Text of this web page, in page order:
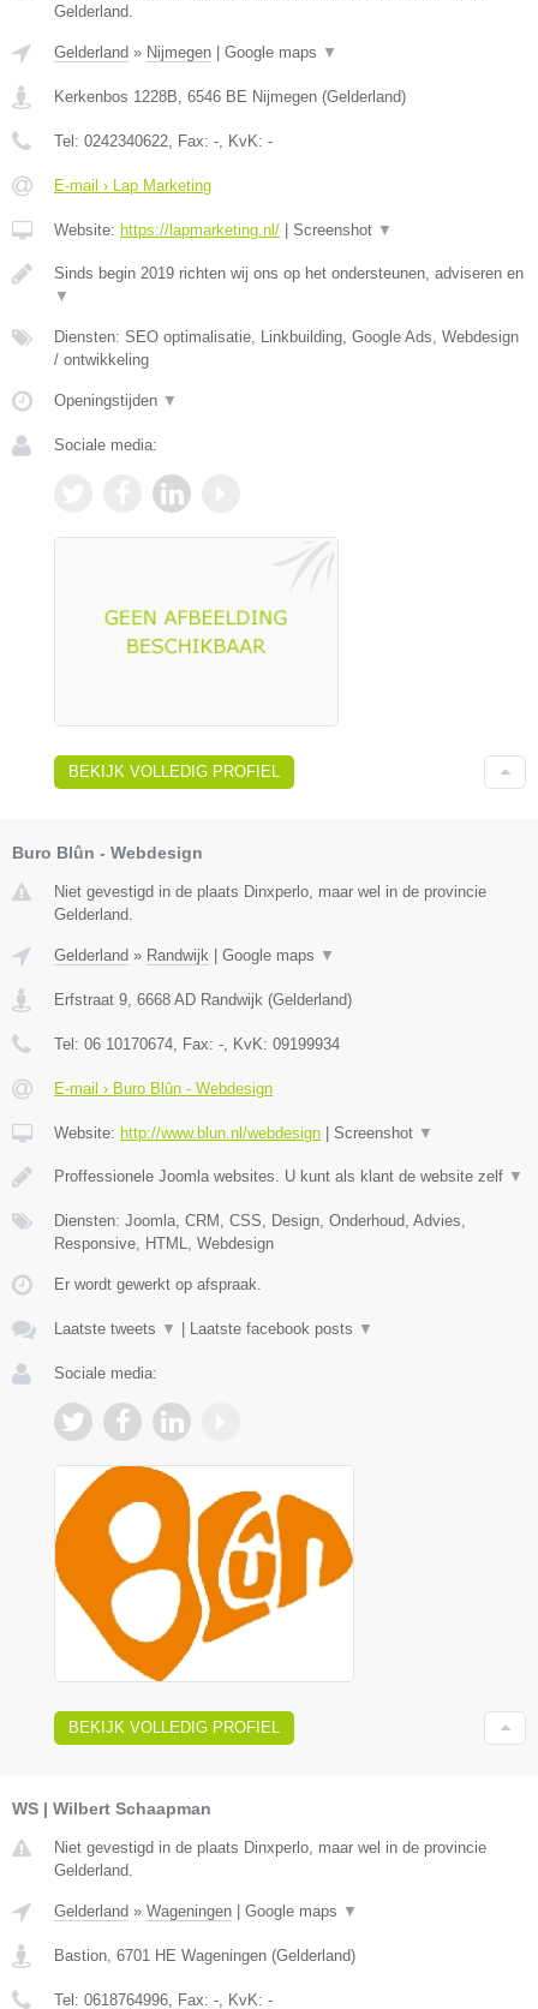
Gelderland.
Gelderland » Nijmegen | Google maps ▼
Kerkenbos 1228B 6546 BE Nijmegen (Gelderland)
Tel: 0242340622 , Fax: - , KvK: -
E-mail › Lap Marketing
Website: https://lapmarketing.nl/ | Screenshot ▼
Sinds begin 2019 richten wij ons op het ondersteunen, adviseren en
▼
Diensten: SEO optimalisatie, Linkbuilding, Google Ads, Webdesign
/ ontwikkeling
Openingstijden ▼
Sociale media:
BEKIJK VOLLEDIG PROFIEL
Buro Blûn - Webdesign
Niet gevestigd in de plaats Dinxperlo, maar wel in de provincie
Gelderland.
Gelderland » Randwijk Google maps ▼
Erfstraat 9, 6668 AD Randwijk (Gelderland)
Tel: 06 10170674, Fax: -, KvK: 09199934
E-mail › Buro Blûn - Webdesign
Website: http://www.blun.nl/webdesign Screenshot ▼
Proffessionele Joomla websites. U kunt als klant de website zelf ▼
Diensten: Joomla, CRM, CSS, Design, Onderhoud, Advies,
Responsive, HTML, Webdesign
Er wordt gewerkt op afspraak.
Laatste tweets ▼ Laatste facebook posts ▼
Sociale media:
BEKIJK VOLLEDIG PROFIEL
WS | Wilbert Schaapman
Niet gevestigd in de plaats Dinxperlo, maar wel in de provincie
Gelderland.
Gelderland » Wageningen Google maps ▼
Bastion 6701 HE Wageningen (Gelderland)
Tel: 0618764996 , Fax: - , KvK: -